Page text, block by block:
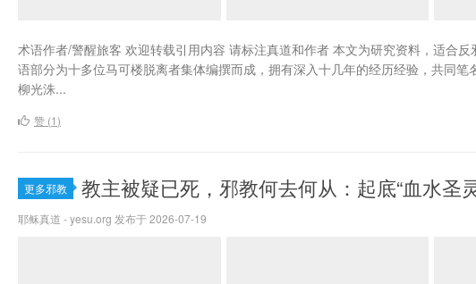
术语作者/警醒旅客 欢迎转载引用内容 请标注真道和作者 本文为研究资料，适合
语部分为十多位马可楼脱离者集体编撰而成，拥有深入十几年的经历经验，共同笔
柳光洙...
赞 (1)
更多邪教 教主被疑已死，邪教何去何从：起底“血水圣
耶稣真道 - yesu.org 发布于 2026-07-19